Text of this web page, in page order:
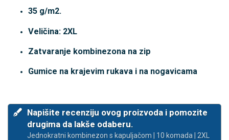
35 g/m2.
Veličina: 2XL
Zatvaranje kombinezona na zip
Gumice na krajevim rukava i na nogavicama
Napišite recenziju ovog proizvoda i pomozite
drugima da lakše odaberu.
Jednokratni kombinezon s kapuljačom | 10 komada | 2XL